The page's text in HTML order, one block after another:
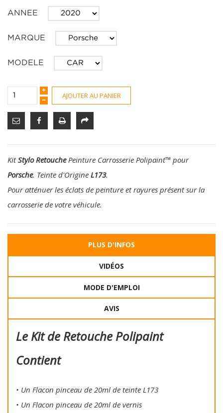
ANNEE
MARQUE
MODELE
AJOUTER AU PANIER
KitStylo RetouchePeinture Carrosserie Polipaint™ pour
Porsche. Teinte d'Origine L173.
Pour atténuer les éclats de peinture et rayures présent sur la
carrosserie de votre véhicule.
PLUS D'INFOS
VIDÉOS
MODE D'EMPLOI
AVIS
Le Kit de Retouche Polipaint
Contient
• Un Flacon pinceau de 20ml de teinte L173
• Un Flacon pinceau de 20ml de vernis